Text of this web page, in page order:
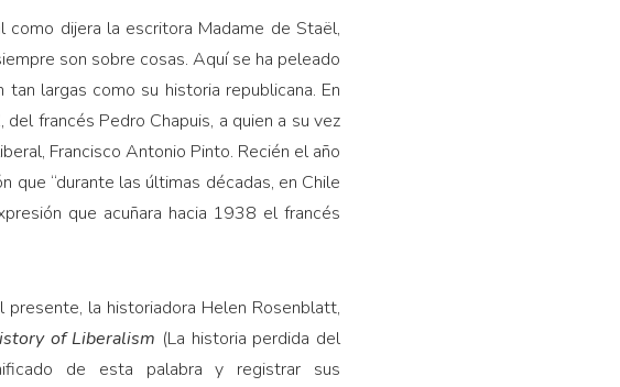
como dijera la escritora Madame de Staël,
son sobre cosas. Aquí se ha peleado
largas como su historia republicana. En
, del francés Pedro Chapuis, a quien a su vez
Francisco Antonio Pinto. Recién el año
que “durante las últimas décadas, en Chile
que acuñara hacia 1938 el francés
la historiadora Helen Rosenblatt,
of Liberalism (La historia perdida del
de esta palabra y registrar sus